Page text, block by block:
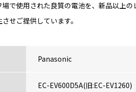
で使用された良質の電池を、新品以上の
せご提供しています。
Panasonic
EC-EV600D5A(旧:EC-EV1260)